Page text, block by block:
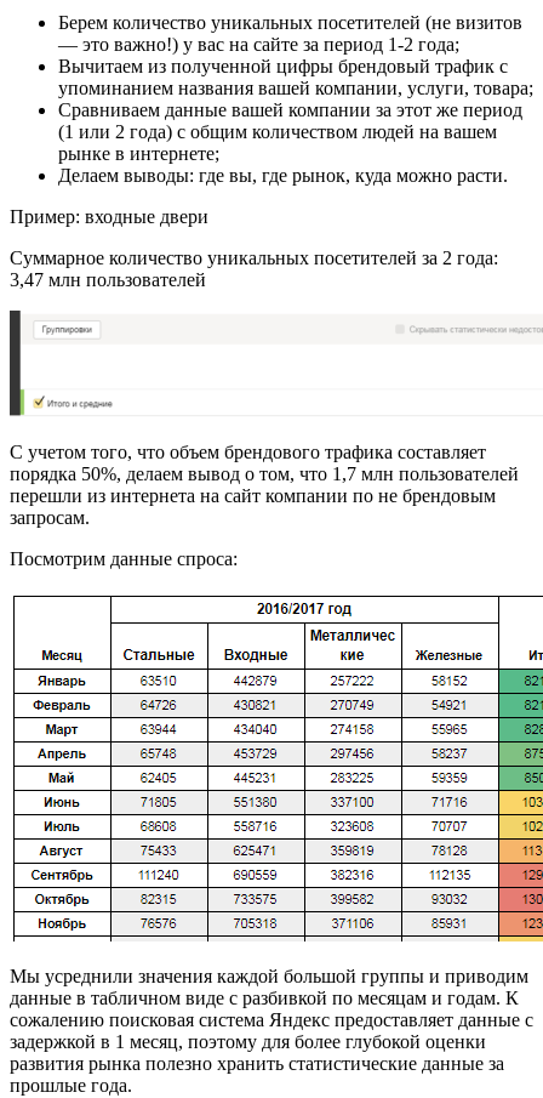
Берем количество уникальных посетителей (не визитов
— это важно!) у вас на сайте за период 1-2 года;
Вычитаем из полученной цифры брендовый трафик с
упоминанием названия вашей компании, услуги, товара;
Сравниваем данные вашей компании за этот же период
(1 или 2 года) с общим количеством людей на вашем
рынке в интернете;
Делаем выводы: где вы, где рынок, куда можно расти.
Пример: входные двери
Суммарное количество уникальных посетителей за 2 года:
3,47 млн пользователей
С учетом того, что объем брендового трафика составляет
порядка 50%, делаем вывод о том, что 1,7 млн пользователей
перешли из интернета на сайт компании по не брендовым
запросам.
Посмотрим данные спроса:
Мы усреднили значения каждой большой группы и приводим
данные в табличном виде с разбивкой по месяцам и годам. К
сожалению поисковая система Яндекс предоставляет данные с
задержкой в 1 месяц, поэтому для более глубокой оценки
развития рынка полезно хранить статистические данные за
прошлые года.